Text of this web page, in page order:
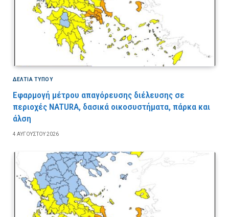
ΔΕΛΤΙΑ ΤΥΠΟΥ
Εφαρμογή μέτρου απαγόρευσης διέλευσης σε
περιοχές NATURA, δασικά οικοσυστήματα, πάρκα και
άλση
4 ΑΥΓΟΎΣΤΟΥ 2026